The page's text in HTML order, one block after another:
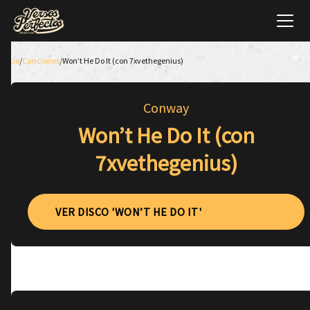
Inicio/Canciones/Won’t He Do It (con 7xvethegenius)
Conway
Won’t He Do It (con
7xvethegenius)
VER DISCO 'WON’T HE DO IT'